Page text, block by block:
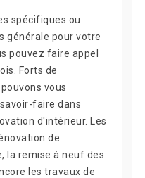
spécifiques ou
générale pour votre
pouvez faire appel
Forts de
vous
faire dans
d'intérieur. Les
de
la remise à neuf des
les travaux de